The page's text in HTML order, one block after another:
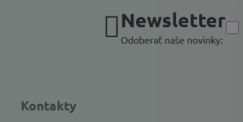
Newsletter
Odoberať naše novinky:
Kontakty